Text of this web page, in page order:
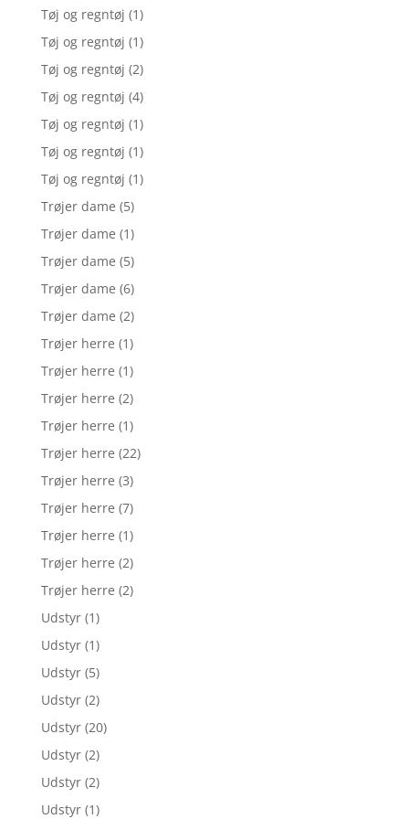
Tøj og regntøj (1)
Tøj og regntøj (1)
Tøj og regntøj (2)
Tøj og regntøj (4)
Tøj og regntøj (1)
Tøj og regntøj (1)
Tøj og regntøj (1)
Trøjer dame (5)
Trøjer dame (1)
Trøjer dame (5)
Trøjer dame (6)
Trøjer dame (2)
Trøjer herre (1)
Trøjer herre (1)
Trøjer herre (2)
Trøjer herre (1)
Trøjer herre (22)
Trøjer herre (3)
Trøjer herre (7)
Trøjer herre (1)
Trøjer herre (2)
Trøjer herre (2)
Udstyr (1)
Udstyr (1)
Udstyr (5)
Udstyr (2)
Udstyr (20)
Udstyr (2)
Udstyr (2)
Udstyr (1)